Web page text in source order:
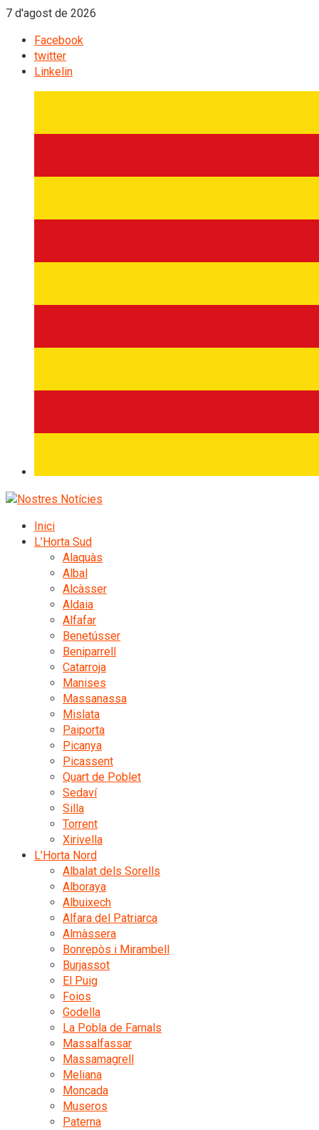
7 d'agost de 2026
Facebook
twitter
Linkelin
Inici
L’Horta Sud
Alaquàs
Albal
Alcàsser
Aldaia
Alfafar
Benetússer
Beniparrell
Catarroja
Manises
Massanassa
Mislata
Paiporta
Picanya
Picassent
Quart de Poblet
Sedaví
Silla
Torrent
Xirivella
L’Horta Nord
Albalat dels Sorells
Alboraya
Albuixech
Alfara del Patriarca
Almàssera
Bonrepòs i Mirambell
Burjassot
El Puig
Foios
Godella
La Pobla de Farnals
Massalfassar
Massamagrell
Meliana
Moncada
Museros
Paterna